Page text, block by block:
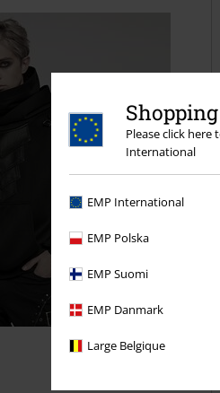
Please click
International
EMP International
EMP Polska
EMP Suomi
EMP Danmark
Large Belgique